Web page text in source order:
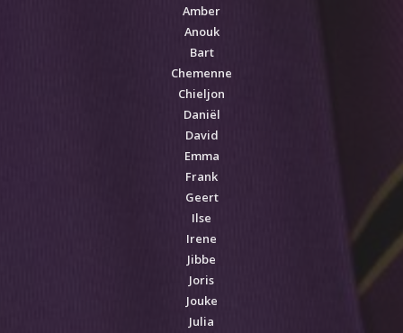
Amber
Anouk
Bart
Chemenne
Chieljon
Daniël
David
Emma
Frank
Geert
Ilse
Irene
Jibbe
Joris
Jouke
Julia